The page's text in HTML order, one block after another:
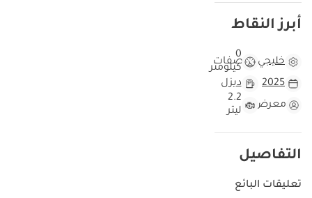
أبرز النقاط
خليجي مواصفات
0
كيلومتر
2025
ديزل
معرض
2.2
ليتر
التفاصيل
تعليقات البائع